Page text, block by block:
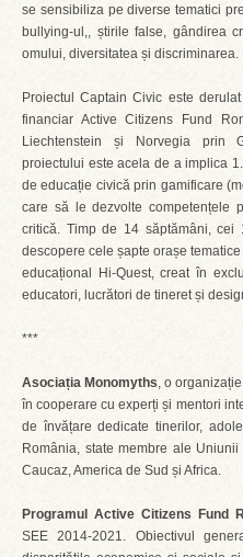
se sensibiliza pe diverse tematici
bullying-ul,, știrile false, gândirea
omului, diversitatea și discriminarea.
Proiectul Captain Civic este
financiar Active Citizens Fund
Liechtenstein și Norvegia prin
proiectului este acela de a implica
de educație civică prin gamificare
care să le dezvolte competențele
critică. Timp de 14 săptămâni,
descopere cele șapte orașe
educațional Hi-Quest, creat în
educatori, lucrători de tineret și
***
Asociația Monomyths, o
în cooperare cu experți și mentori
de învățare dedicate tinerilor,
România, state membre ale
Caucaz, America de Sud și Africa.
Programul Active Citizens Fund
SEE 2014-2021. Obiectivul